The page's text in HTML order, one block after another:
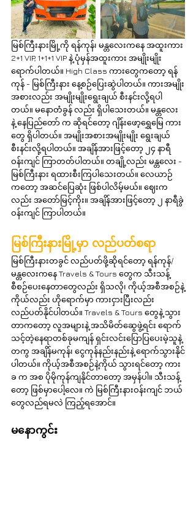
မြစ်ကြီးနားမြို့ကို ရန်ကုန်၊ မန္တလေးကနေ အထူးကား
2+1 VIP, 1+1+1 VIP နဲ့ ပုံမှန်အထူးကား အမျိုးမျိုး
ရောက်ပါတယ်။ High Class ကားတွေကတော့ ရန်
ကုန် - မြစ်ကြီးနား နေ့စဉ်ပြေးဆွဲပါတယ်။ ကားအမျိုး
အစားလည်း အမျိုးမျိုးရွေးချယ် စီးနင်းလို့ရပါ
တယ်။ မနောတံခွန် လည်း ရှိပါသေးတယ်။ မန္တလေး
နဲ့ နေပြည်တော် က ဆိုရင်တော့ ဂျိန်းဖော့ရွှေမြေ ကား
တွေ ရှိပါတယ်။ အမျိုးအစားအမျိုးမျိုး ရွေးချယ်
စီးနင်းလို့ရပါတယ်။ အချိန်အားဖြင့်တော့ ၂၄ နာရီ
ဝန်းကျင် ကြာတတ်ပါတယ်။ တချို့လည်း မန္တလေး -
မြစ်ကြီးနား ရထားစီးကြပါသေးတယ်။ လေယာဉ်
ကတော့ အဆင်ပြေဆုံး ဖြစ်ပါလိမ့်မယ်။ ဈေးက
လည်း အတော်မြင့်ကိုး။ အချိန်အားဖြင့်တော့ ၂ နာရီခွဲ
ဝန်းကျင် ကြာပါတယ်။
မြစ်ကြီးနားမြို့မှာ လည်ပတ်စရာ
မြစ်ကြီးနားတခွင် လည်ပတ်ဖို့ဆိုရင်တော့ ရန်ကုန်/
မန္တလေးကနေ Travels & Tours တွေက သီးသန့်
စီစဉ်ပေးနေတာတွေလည်း ရှိသလို၊ ကိုယ့်အစီအစဉ်နဲ့
ကိုယ်လည်း ဟိုရောက်မှာ ကားငှားပြီးလည်း
လည်ပတ်နိုင်ပါတယ်။ Travels & Tours တွေနဲ့ သွား
တာကတော့ လူအများနဲ့ အသိမိတ်ဆွေဖွဲ့ရင်း ရောက်
သင့်တဲ့နေရာတစ်ခုမကျန် ရှင်းလင်းပြောပြပေးမဲ့သူနဲ့
တကွ အချိန်မကုန်၊ ငွေကုန်နည်းနည်းနဲ့ ရောက်သွားနိုင်
ပါတယ်။ ကိုယ့်အစီအစဉ်နဲ့ကိုယ် သွားရင်တော့ ကား
ခ က အစ ပိုမိုကုန်ကျနိုင်တာတော့ အမှန်ပါ။ သီးသန့်
တော့ ဖြစ်မှာပေါ့လေ။ ကဲ မြစ်ကြီးနားဝန်းကျင် ဘယ်
တွေလည်ရမလဲ ကြည့်ရအောင်။
မနောကွင်း